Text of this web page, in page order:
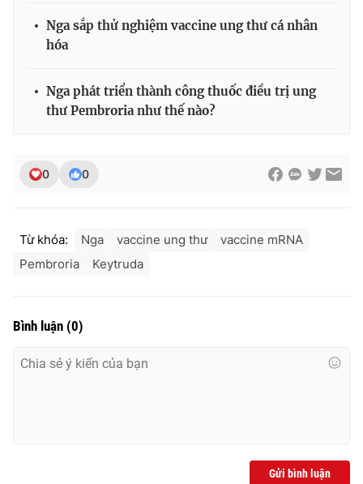
Nga sắp thử nghiệm vaccine ung thư cá nhân
hóa
Nga phát triển thành công thuốc điều trị ung
thư Pembroria như thế nào?
0 0
Từ khóa: Nga vaccine ung thư
vaccine mRNA
Pembroria
Keytruda
Bình luận (0)
Gửi bình luận